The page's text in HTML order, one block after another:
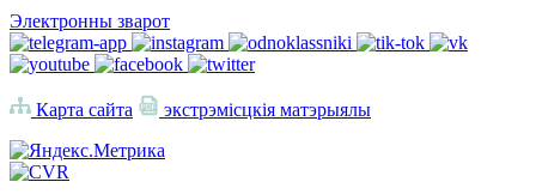
Электронны зварот
Карта сайта экстрэмісцкія матэрыялы